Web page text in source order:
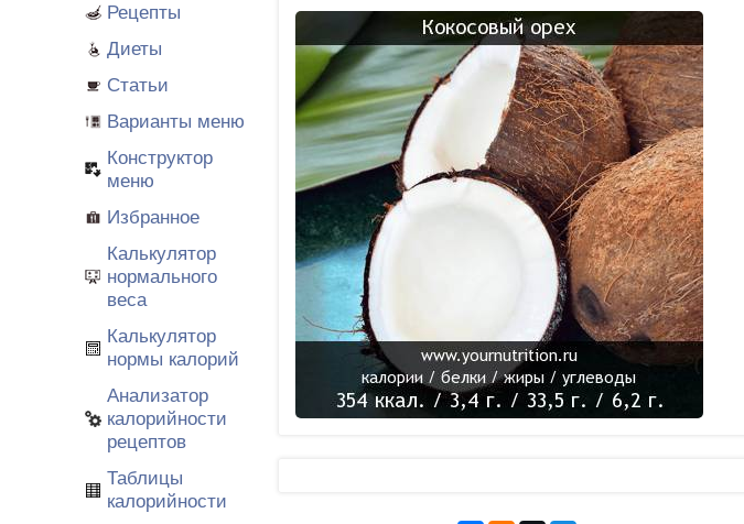
Рецепты
Диеты
Статьи
Варианты меню
Конструктор
меню
Избранное
Калькулятор
нормального
веса
Калькулятор
нормы калорий
Анализатор
калорийности
рецептов
Таблицы
калорийности